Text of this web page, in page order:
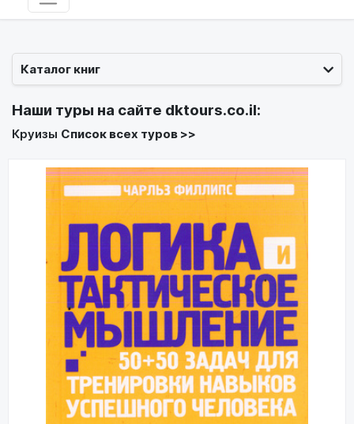
Каталог книг
Наши туры на сайте dktours.co.il:
Круизы Список всех туров >>